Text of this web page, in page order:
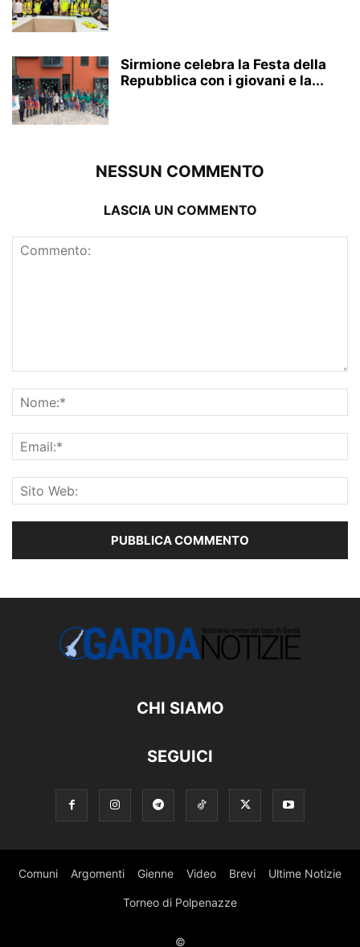
Sirmione celebra la Festa della
Repubblica con i giovani e la...
NESSUN COMMENTO
LASCIA UN COMMENTO
CHI SIAMO
SEGUICI
Comuni Argomenti Gienne Video Brevi Ultime Notizie
Torneo di Polpenazze
©